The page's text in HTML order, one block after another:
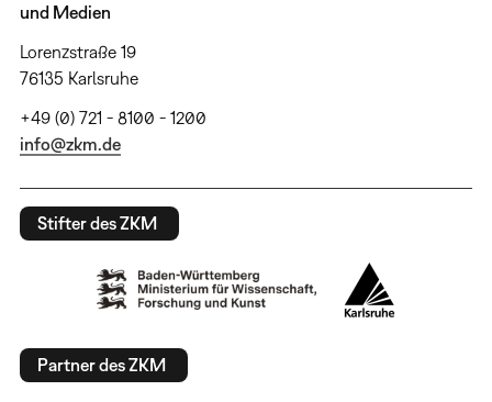
und Medien
Lorenzstraße 19
76135 Karlsruhe
+49 (0) 721 - 8100 - 1200
info@zkm.de
Stifter des ZKM
Partner des ZKM